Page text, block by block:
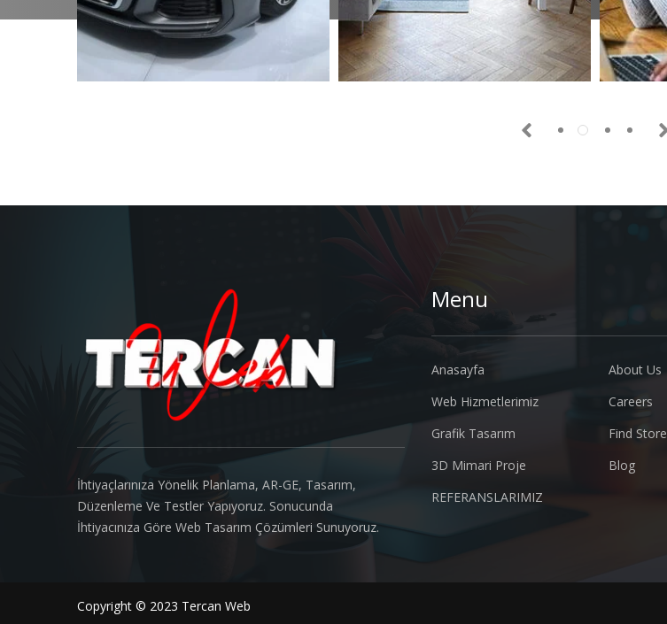
İhtiyaçlarınıza Yönelik Planlama, AR-GE, Tasarım,
Düzenleme Ve Testler Yapıyoruz. Sonucunda
İhtiyacınıza Göre Web Tasarım Çözümleri Sunuyoruz.
Menu
Anasayfa
Web Hizmetlerimiz
Grafik Tasarım
3D Mimari Proje
REFERANSLARIMIZ
About Us
Careers
Find Store
Blog
Copyright © 2023 Tercan Web